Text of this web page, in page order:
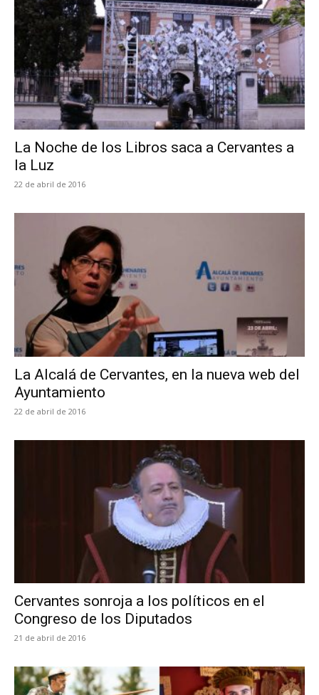
La Noche de los Libros saca a Cervantes a
la Luz
22 de abril de 2016
La Alcalá de Cervantes, en la nueva web del
Ayuntamiento
22 de abril de 2016
Cervantes sonroja a los políticos en el
Congreso de los Diputados
21 de abril de 2016